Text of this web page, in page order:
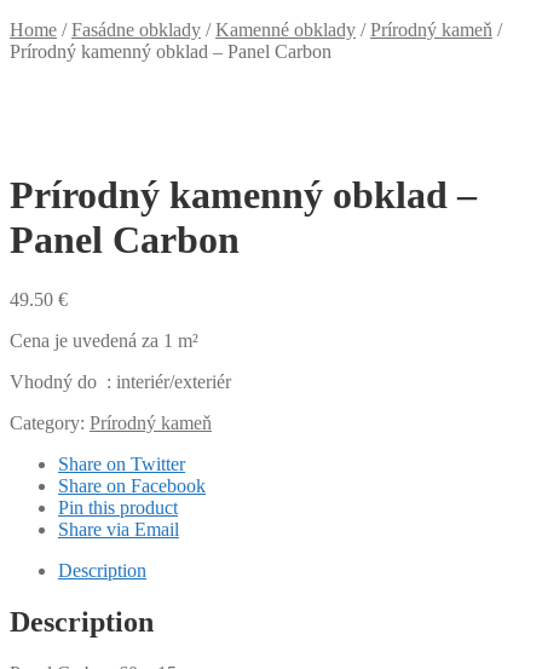
Home /Fasádne obklady /Kamenné obklady /Prírodný kameň /
Prírodný kamenný obklad – Panel Carbon
Prírodný kamenný obklad –
Panel Carbon
49.50 €
Cena je uvedená za 1 m²
Vhodný do : interiér/exteriér
Category: Prírodný kameň
Share on Twitter
Share on Facebook
Pin this product
Share via Email
Description
Description